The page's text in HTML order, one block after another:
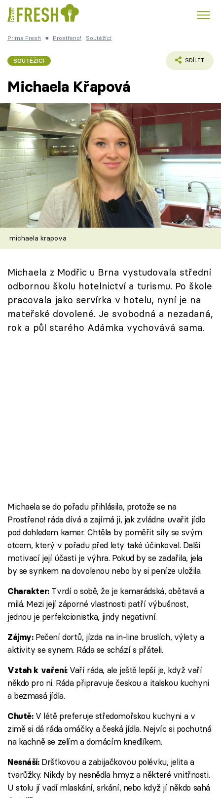
Česká kuchyně
Témata
Recepty
Články
TV Program
Škola vaření
Speciál: Cuketa
Těhotnej kuchař
Sledujte prima+
Prima Fresh ■ Prostřeno! Soutěžící
SOUTĚŽÍCÍ SDÍLET
Michaela Křapová
michaela krapova
Michaela z Modřic u Brna vystudovala střední
odbornou školu hotelnictví a turismu. Po škole
pracovala jako servírka v hotelu, nyní je na
mateřské dovolené. Je svobodná a nezadaná,
rok a půl starého Adámka vychovává sama.
Michaela se do pořadu přihlásila, protože se na
Prostřeno! ráda dívá a zajímá ji, jak zvládne uvařit jídlo
pod dohledem kamer. Chtěla by poměřit síly se svým
otcem, který v pořadu před lety také účinkoval. Další
motivací její účasti je výhra. Pokud by se zadařila, jela
by se synkem na dovolenou nebo by si peníze uložila.
Charakter: Tvrdí o sobě, že je kamarádská, obětavá a
milá. Mezi její záporné vlastnosti patří výbušnost,
jednou je perfekcionistka, jindy negativní.
Zájmy: Pečení dortů, jízda na in-line bruslích, výlety a
aktivity se synem. Ráda se schází s přáteli.
Vztah k vaření: Vaří ráda, ale ještě lepší je, když vaří
někdo pro ni. Ráda připravuje českou a italskou kuchyni
a bezmasá jídla.
Chutě: V létě preferuje středomořskou kuchyni a v
zimě si dá ráda omáčky a česká jídla. Nejvíc si pochutná
na kachně se zelím a domácím knedlíkem.
Nesnáší: Dršťkovou a zabijačkovou polévku, jelita a
tvarůžky. Nikdy by nesnědla hmyz a některé vnitřnosti.
U stolu jí vadí mlaskání, srkání, nebo když jí někdo sahá